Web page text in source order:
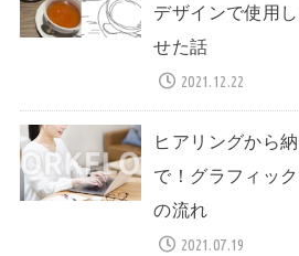
デザインで使用
せた話
2021.12.22
ヒアリングから
で！グラフィッ
の流れ
2021.07.19